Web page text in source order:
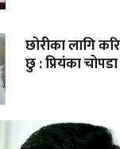
छोरीका लागि
छु : प्रियंका चोपडा